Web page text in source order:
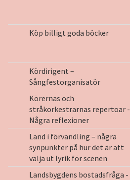
Köp billigt goda böcker
Kördirigent –
Sångfestorganisatör
Körernas och
stråkorkestrarnas repertoar -
Några reflexioner
Land i förvandling – några
synpunkter på hur det är att
välja ut lyrik för scenen
Landsbygdens bostadsfråga -